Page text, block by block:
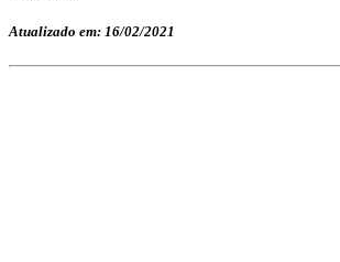
Atualizado em: 16/02/2021